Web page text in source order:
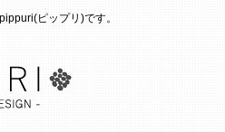
ピップリ)です。